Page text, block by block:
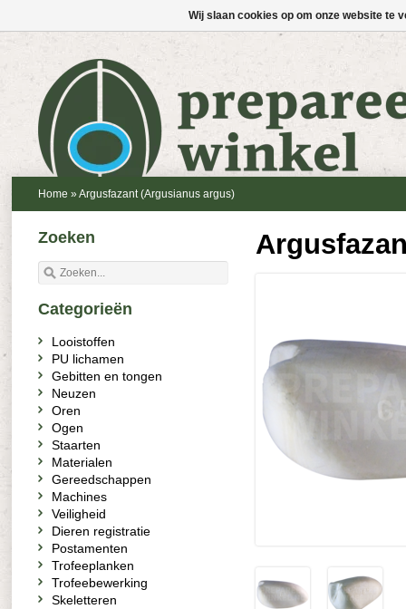
Home » Argusfazant (Argusianus argus)
Zoeken
Categorieën
Looistoffen
PU lichamen
Gebitten en tongen
Neuzen
Oren
Ogen
Staarten
Materialen
Gereedschappen
Machines
Veiligheid
Dieren registratie
Postamenten
Trofeeplanken
Trofeebewerking
Skeletteren
Wij slaan cookies op om onze website te